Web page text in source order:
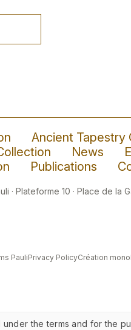
Ancient Tapestry
News
Publications
· Plateforme 10 · Place de la
PauliPrivacy PolicyCréation
the terms and for the